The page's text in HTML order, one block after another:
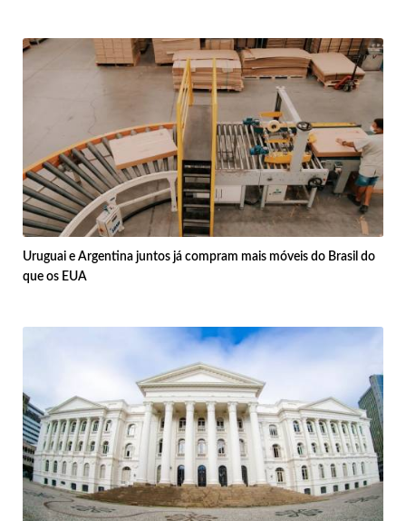
Uruguai e Argentina juntos já compram mais móveis do Brasil do
que os EUA